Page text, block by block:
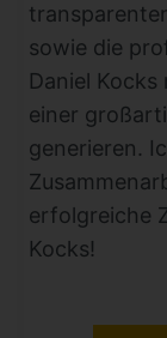
sowie die
Daniel
einer
generieren.
erfolgreiche
Kocks!